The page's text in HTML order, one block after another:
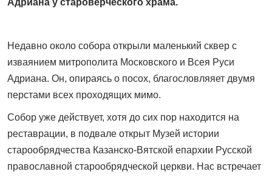
Адриана у староверческого храма.
Недавно около собора открыли маленький сквер с
изваянием митрополита Московского и Всея Руси
Адриана. Он, опираясь о посох, благословляяет двумя
перстами всех проходящих мимо.
Собор уже действует, хотя до сих пор находится на
реставрации, в подвале открыт Музей истории
старообрядчества Казанско-Вятской епархии Русской
православной старообрядческой церкви. Нас встречает